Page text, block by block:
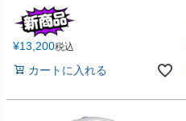
¥13,200税込
カートに入れる